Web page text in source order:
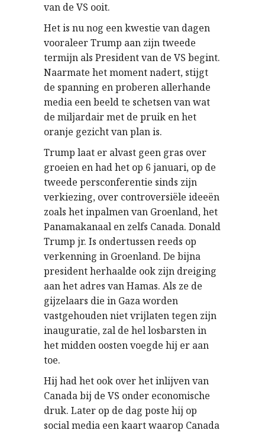
van de VS ooit.
Het is nu nog een kwestie van dagen
vooraleer Trump aan zijn tweede
termijn als President van de VS begint.
Naarmate het moment nadert, stijgt
de spanning en proberen allerhande
media een beeld te schetsen van wat
de miljardair met de pruik en het
oranje gezicht van plan is.
Trump laat er alvast geen gras over
groeien en had het op 6 januari, op de
tweede persconferentie sinds zijn
verkiezing, over controversiële ideeën
zoals het inpalmen van Groenland, het
Panamakanaal en zelfs Canada. Donald
Trump jr. Is ondertussen reeds op
verkenning in Groenland. De bijna
president herhaalde ook zijn dreiging
aan het adres van Hamas. Als ze de
gijzelaars die in Gaza worden
vastgehouden niet vrijlaten tegen zijn
inauguratie, zal de hel losbarsten in
het midden oosten voegde hij er aan
toe.
Hij had het ook over het inlijven van
Canada bij de VS onder economische
druk. Later op de dag poste hij op
social media een kaart waarop Canada